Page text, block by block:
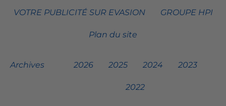
VOTRE PUBLICITÉ SUR EVASION GROUPE HPI
Plan du site
Archives 2026 2025 2024 2023
2022